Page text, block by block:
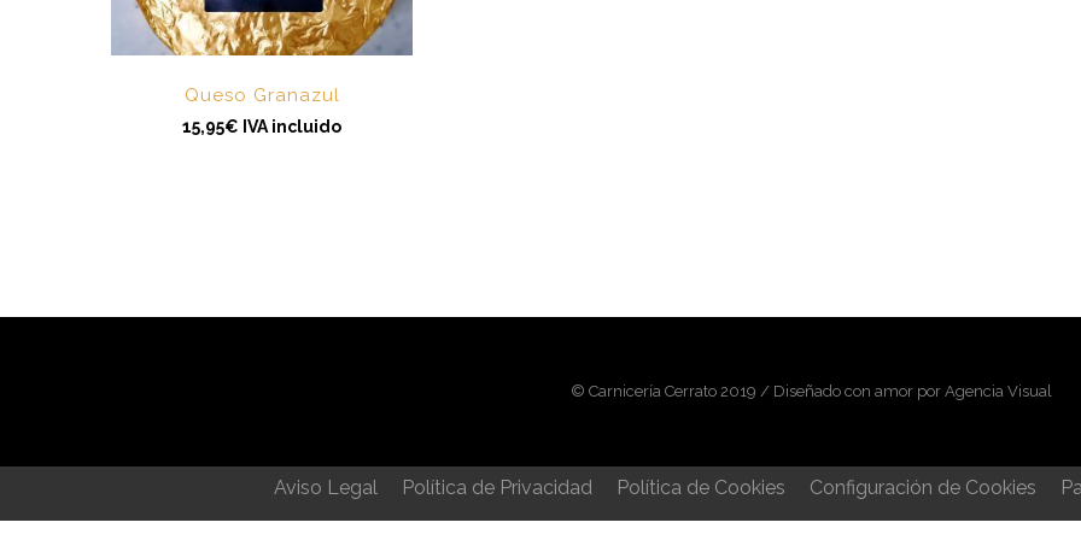
Queso Granazul
15,95€ IVA incluido
© Carnicería Cerrato 2019 / Diseñado con amor por Agencia Visual
Aviso Legal Política de Privacidad Política de Cookies Configuración de Cookies